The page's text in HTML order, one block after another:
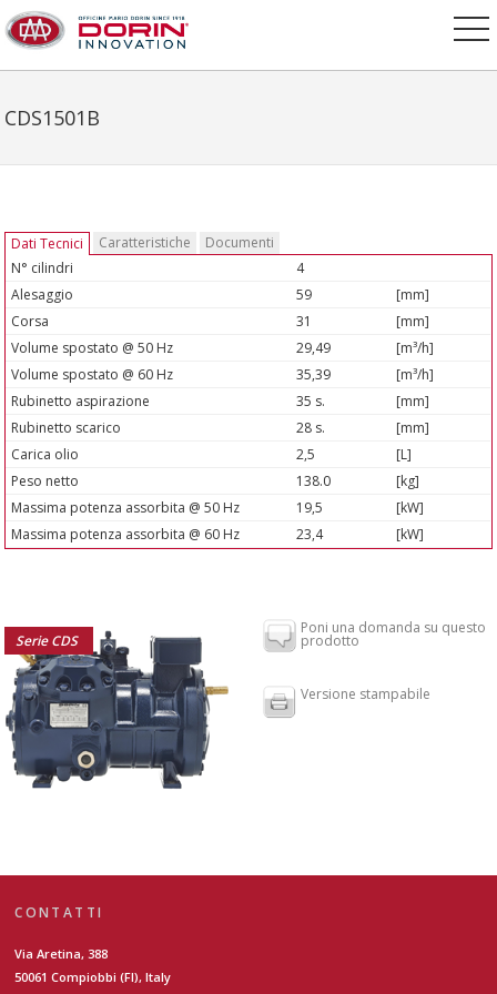
CDS1501B
Dati Tecnici Caratteristiche
Documenti
N° cilindri
4
Alesaggio
59
[mm]
Corsa
31
[mm]
Volume spostato @ 50 Hz
29,49
[m³/h]
Volume spostato @ 60 Hz
35,39
[m³/h]
Rubinetto aspirazione
35 s.
[mm]
Rubinetto scarico
28 s.
[mm]
Carica olio
2,5
[L]
Peso netto
138.0
[kg]
Massima potenza assorbita @ 50 Hz
19,5
[kW]
Massima potenza assorbita @ 60 Hz
23,4 [kW]
Serie CDS
Poni una domanda su questo
prodotto
Versione stampabile
CONTATTI
Via Aretina, 388
50061 Compiobbi (FI), Italy